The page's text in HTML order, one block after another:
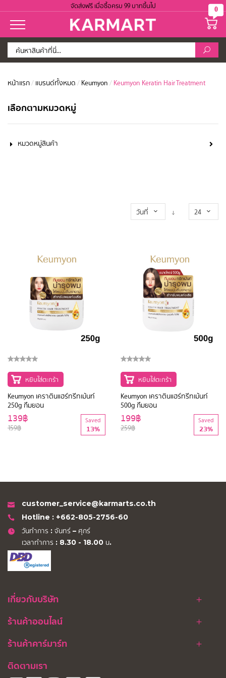
จัดส่งฟรี เมื่อซื้อครบ 99 บาทขึ้นไป 0
หน้าแรก / แบรนด์ทั้งหมด / Keumyon / Keumyon Keratin Hair Treatment
เลือกตามหมวดหมู่
หมวดหมู่สินค้า
วันที่ 24
หยิบใส่ตะกร้า
Keumyon เคราตินแฮร์ทรีทเม้นท์
250g กึมยอน
159฿
139฿ Saved
13%
หยิบใส่ตะกร้า
Keumyon เคราตินแฮร์ทรีทเม้นท์
500g กึมยอน
259฿
199฿ Saved
23%
customer_service@karmarts.co.th
Hotline : +662-805-2756-60
วันทำการ : จันทร์ – ศุกร์
เวลาทำการ : 8.30 - 18.00 น.
เกี่ยวกับบริษัท
ร้านค้าออนไลน์
ร้านค้าคาร์มาร์ท
ติดตามเรา